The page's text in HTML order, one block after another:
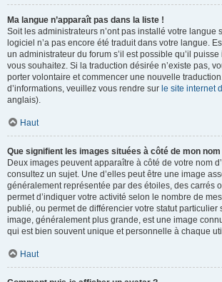
Ma langue n’apparaît pas dans la liste !
Soit les administrateurs n’ont pas installé votre langue
logiciel n’a pas encore été traduit dans votre langue.
un administrateur du forum s’il est possible qu’il
vous souhaitez. Si la traduction désirée n’existe pas,
porter volontaire et commencer une nouvelle
d’informations, veuillez vous rendre sur le site internet
anglais).
Haut
Que signifient les images situées à côté de mon nom
Deux images peuvent apparaître à côté de votre nom
consultez un sujet. Une d’elles peut être une image
généralement représentée par des étoiles, des carrés
permet d’indiquer votre activité selon le nombre de
publié, ou permet de différencier votre statut particulier
image, généralement plus grande, est une image
qui est bien souvent unique et personnelle à chaque
Haut